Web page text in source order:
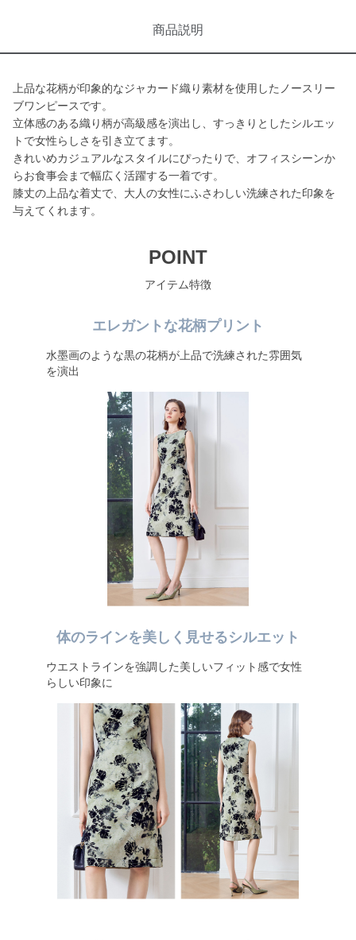
商品説明
上品な花柄が印象的なジャカード織り素材を使用したノースリー
ブワンピースです。
立体感のある織り柄が高級感を演出し、すっきりとしたシルエッ
トで女性らしさを引き立てます。
きれいめカジュアルなスタイルにぴったりで、オフィスシーンか
らお食事会まで幅広く活躍する一着です。
膝丈の上品な着丈で、大人の女性にふさわしい洗練された印象を
与えてくれます。
POINT
アイテム特徴
エレガントな花柄プリント
水墨画のような黒の花柄が上品で洗練された雰囲気
を演出
体のラインを美しく見せるシルエット
ウエストラインを強調した美しいフィット感で女性
らしい印象に